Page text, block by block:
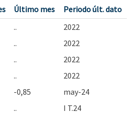
Último mes
Periodo últ. dato
..
2022
..
2022
..
2022
..
2022
-0,85
may-24
..
I T.24